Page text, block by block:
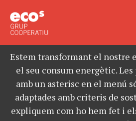
Estem transformant el nostre
el seu consum energètic. Les
amb un asterisc en el menú
adaptades amb criteris de
expliquem com ho hem fet i